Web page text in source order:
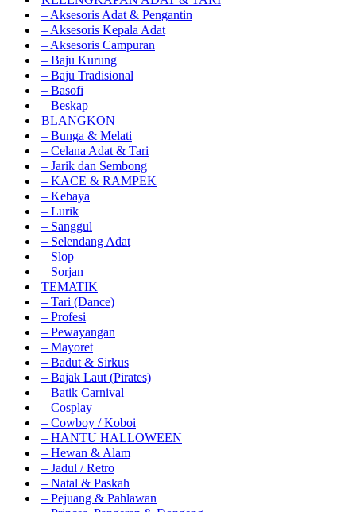
– Aksesoris Adat & Pengantin
– Aksesoris Kepala Adat
– Aksesoris Campuran
– Baju Kurung
– Baju Tradisional
– Basofi
– Beskap
BLANGKON
– Bunga & Melati
– Celana Adat & Tari
– Jarik dan Sembong
– KACE & RAMPEK
– Kebaya
– Lurik
– Sanggul
– Selendang Adat
– Slop
– Sorjan
TEMATIK
– Tari (Dance)
– Profesi
– Pewayangan
– Mayoret
– Badut & Sirkus
– Bajak Laut (Pirates)
– Batik Carnival
– Cosplay
– Cowboy / Koboi
– HANTU HALLOWEEN
– Hewan & Alam
– Jadul / Retro
– Natal & Paskah
– Pejuang & Pahlawan